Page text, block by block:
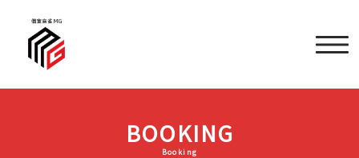
BOOKING
Booking